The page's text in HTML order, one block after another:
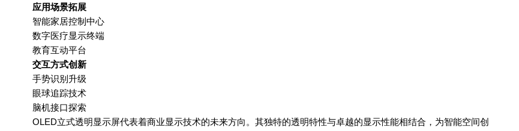
应用场景拓展
智能家居控制中心
数字医疗显示终端
教育互动平台
交互方式创新
手势识别升级
眼球追踪技术
脑机接口探索
OLED立式透明显示屏代表着商业显示技术的未来方向。其独特的透明特性与卓越的显示性能相结合，为智能空间创